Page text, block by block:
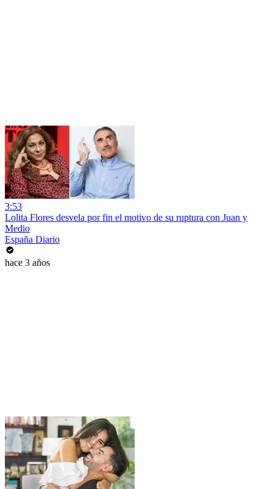
3:53
Lolita Flores desvela por fin el motivo de su ruptura con Juan y
Medio
España Diario
hace 3 años